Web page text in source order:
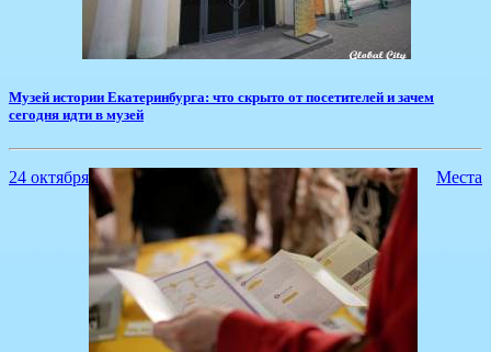
Музей истории Екатеринбурга: что скрыто от посетителей и зачем
сегодня идти в музей
24 октября Места